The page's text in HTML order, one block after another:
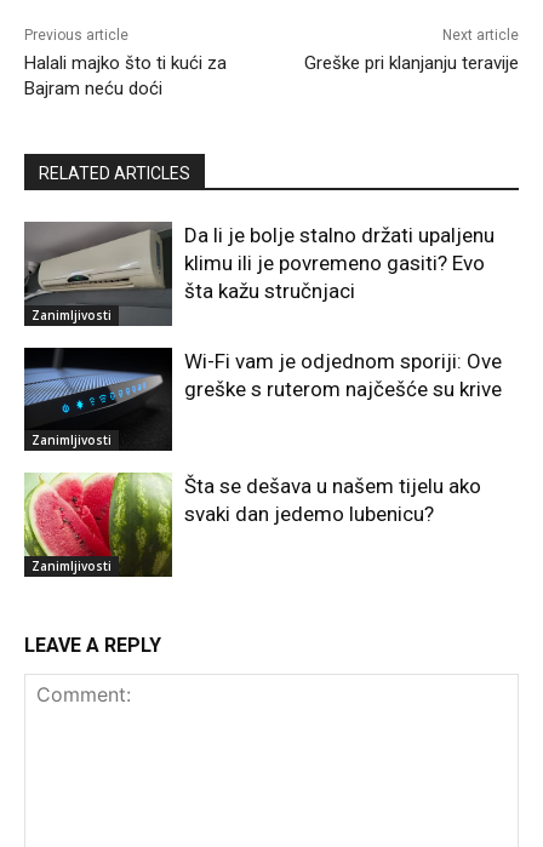
Previous article
Halali majko što ti kući za
Bajram neću doći
Next article
Greške pri klanjanju teravije
RELATED ARTICLES
Zanimljivosti
Da li je bolje stalno držati upaljenu
klimu ili je povremeno gasiti? Evo
šta kažu stručnjaci
Zanimljivosti
Wi-Fi vam je odjednom sporiji: Ove
greške s ruterom najčešće su krive
Zanimljivosti
Šta se dešava u našem tijelu ako
svaki dan jedemo lubenicu?
LEAVE A REPLY